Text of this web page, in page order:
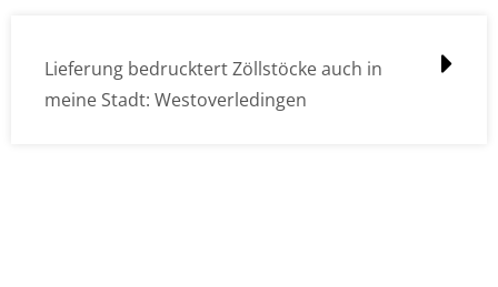
Lieferung bedrucktert Zöllstöcke auch in
meine Stadt: Westoverledingen